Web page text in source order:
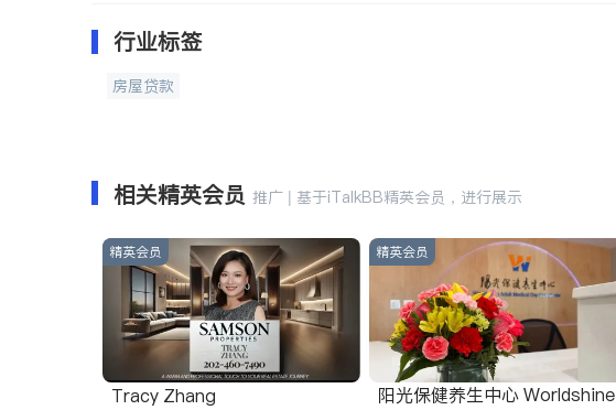
行业标签
房屋贷款
相关精英会员 推广 | 基于iTalkBB精英会员，进行展示
精英会员
Tracy Zhang
精英会员
阳光保健养生中心 Worldshine